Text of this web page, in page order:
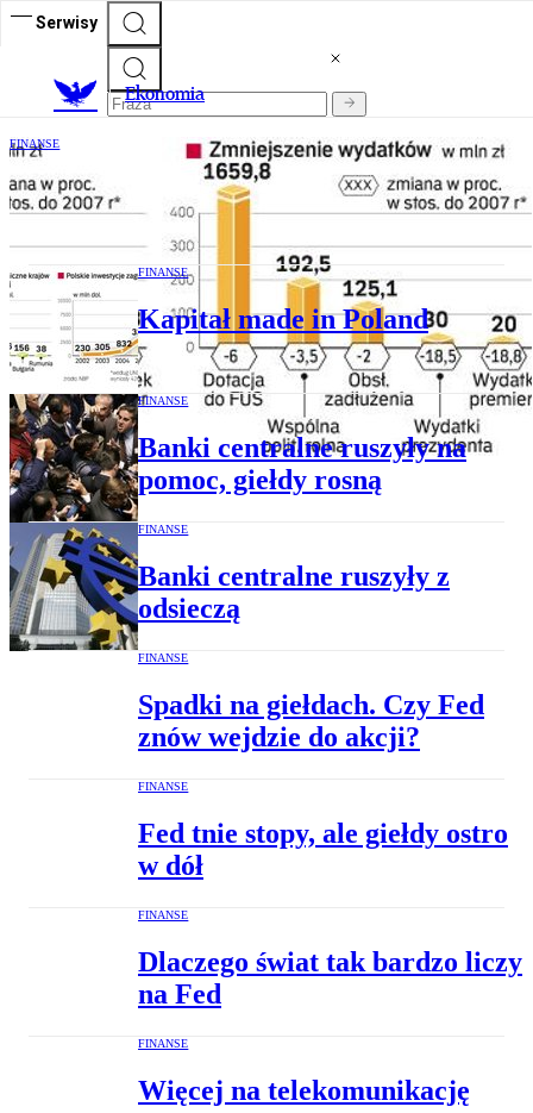
Serwisy
Ekonomia
FINANSE
Budżet pęka w szwach
FINANSE
Kapitał made in Poland
FINANSE
Banki centralne ruszyły na
pomoc, giełdy rosną
FINANSE
Banki centralne ruszyły z
odsieczą
FINANSE
Spadki na giełdach. Czy Fed
znów wejdzie do akcji?
FINANSE
Fed tnie stopy, ale giełdy ostro
w dół
FINANSE
Dlaczego świat tak bardzo liczy
na Fed
FINANSE
Więcej na telekomunikację